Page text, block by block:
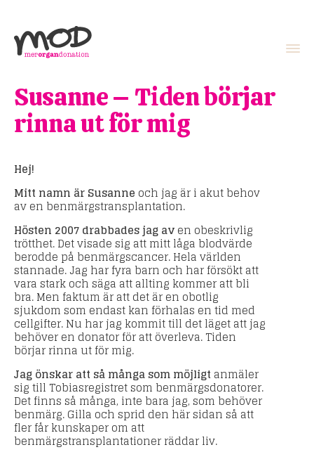
Susanne – Tiden börjar
rinna ut för mig
Hej!
Mitt namn är Susanne och jag är i akut behov
av en benmärgstransplantation.
Hösten 2007 drabbades jag aven obeskrivlig
trötthet. Det visade sig att mitt låga blodvärde
berodde på benmärgscancer. Hela världen
stannade. Jag har fyra barn och har försökt att
vara stark och säga att allting kommer att bli
bra. Men faktum är att det är en obotlig
sjukdom som endast kan förhalas en tid med
cellgifter. Nu har jag kommit till det läget att jag
behöver en donator för att överleva. Tiden
börjar rinna ut för mig.
Jag önskar att så många som möjligtanmäler
sig till Tobiasregistret som benmärgsdonatorer.
Det finns så många, inte bara jag, som behöver
benmärg. Gilla och sprid den här sidan så att
fler får kunskaper om att
benmärgstransplantationer räddar liv.